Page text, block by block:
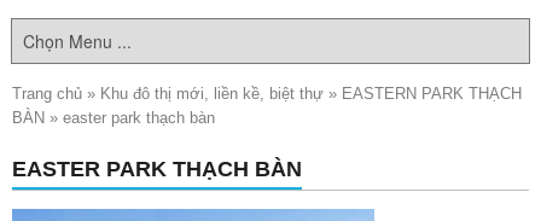
Trang chủ » Khu đô thị mới, liền kề, biệt thự » EASTERN PARK THẠCH
BÀN » easter park thạch bàn
EASTER PARK THẠCH BÀN